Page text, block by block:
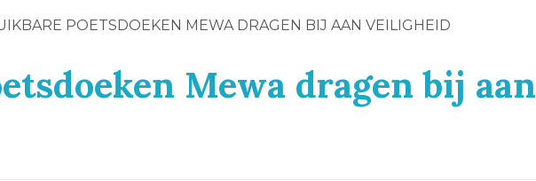
POETSDOEKEN MEWA DRAGEN BIJ AAN VEILIGHEID
Mewa dragen bij aan